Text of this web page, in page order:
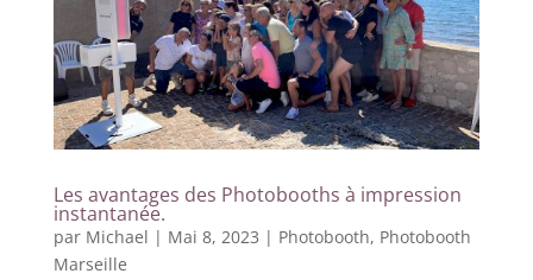
Les avantages des Photobooths à impression
instantanée.
par Michael | Mai 8, 2023 | Photobooth, Photobooth
Marseille